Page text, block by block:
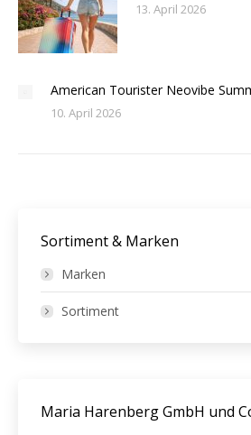
13. April 2026
American Tourister Neovibe
10. April 2026
Sortiment & Marken
Marken
Sortiment
Maria Harenberg GmbH und